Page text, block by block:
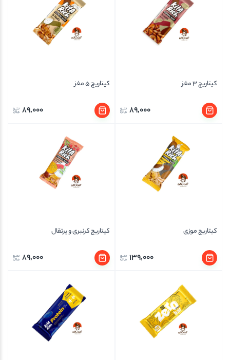
کیتاریچ 3 مغز
89,000
کیتاریچ 5 مغز
89,000
کیتاریچ موزی
139,000
کیتاریچ کرنبری و پرتقال
89,000